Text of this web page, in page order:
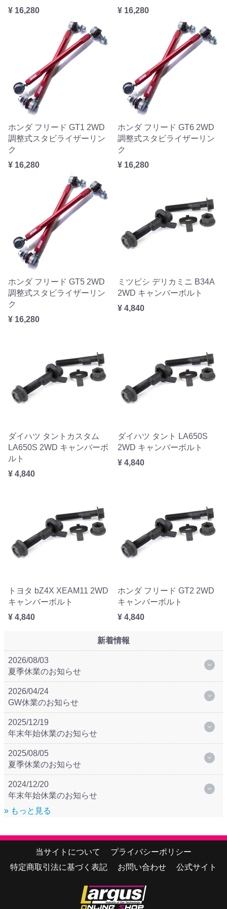
¥ 16,280
¥ 16,280
ホンダ フリード GT1 2WD
調整式スタビライザーリン
ク
¥ 16,280
ホンダ フリード GT6 2WD
調整式スタビライザーリン
ク
¥ 16,280
ホンダ フリード GT5 2WD
調整式スタビライザーリン
ク
¥ 16,280
ミツビシ デリカミニ B34A
2WD キャンバーボルト
¥ 4,840
ダイハツ タントカスタム
LA650S 2WD キャンバーボ
ルト
¥ 4,840
ダイハツ タント LA650S
2WD キャンバーボルト
¥ 4,840
トヨタ bZ4X XEAM11 2WD
キャンバーボルト
¥ 4,840
ホンダ フリード GT2 2WD
キャンバーボルト
¥ 4,840
新着情報
2026/08/03
夏季休業のお知らせ
2026/04/24
GW休業のお知らせ
2025/12/19
年末年始休業のお知らせ
2025/08/05
夏季休業のお知らせ
2024/12/20
年末年始休業のお知らせ
» もっと見る
当サイトについて
プライバシーポリシー
特定商取引法に基づく表記
お問い合わせ 公式サイト